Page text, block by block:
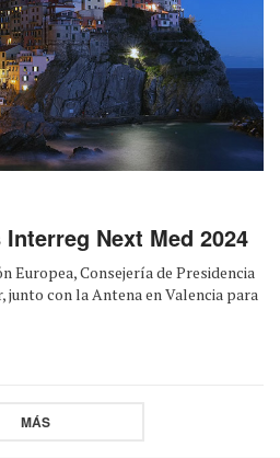
Next Med 2024
Europea, Consejería de Presidencia
con la Antena en Valencia para
MÁS